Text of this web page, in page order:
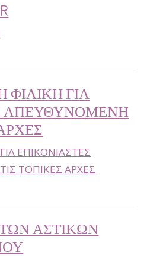
ΦΙΛΙΚΗ ΓΙΑ
ΑΠΕΥΘΥΝΟΜΕΝΗ
ΕΠΙΚΟΝΙΑΣΤΕΣ
ΤΟΠΙΚΕΣ ΑΡΧΕΣ
ΤΩΝ ΑΣΤΙΚΩΝ